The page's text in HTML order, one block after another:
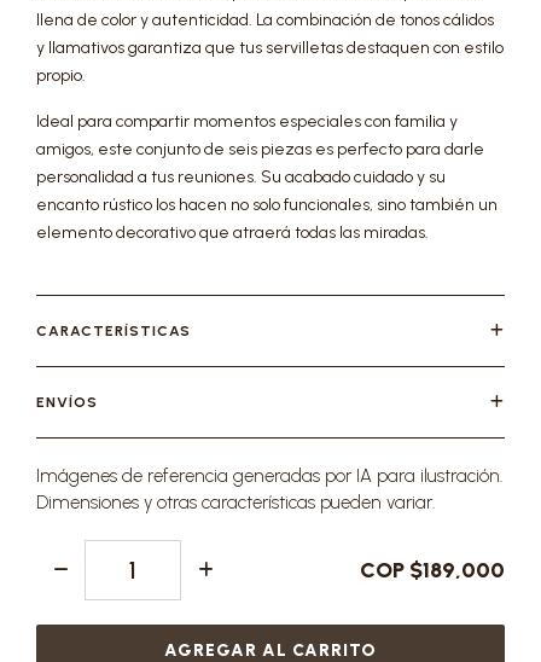
llena de color y autenticidad. La combinación de tonos cálidos
y llamativos garantiza que tus servilletas destaquen con estilo
propio.
Ideal para compartir momentos especiales con familia y
amigos, este conjunto de seis piezas es perfecto para darle
personalidad a tus reuniones. Su acabado cuidado y su
encanto rústico los hacen no solo funcionales, sino también un
elemento decorativo que atraerá todas las miradas.
CARACTERÍSTICAS
ENVÍOS
Imágenes de referencia generadas por IA para ilustración.
Dimensiones y otras características pueden variar.
COP $189,000
AGREGAR AL CARRITO